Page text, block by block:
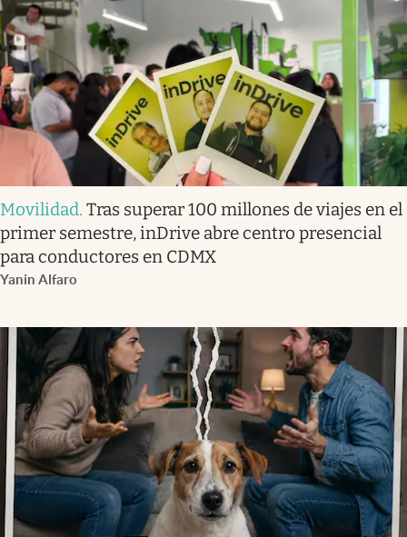
Movilidad. Tras superar 100 millones de viajes en el
primer semestre, inDrive abre centro presencial
para conductores en CDMX
Yanin Alfaro